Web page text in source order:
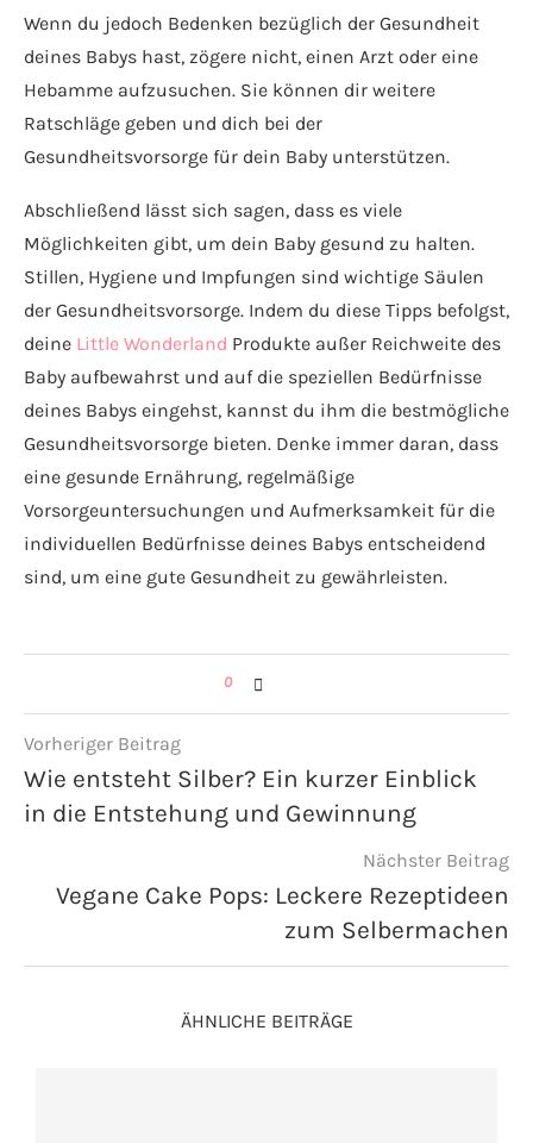
Wenn du jedoch Bedenken bezüglich der Gesundheit
deines Babys hast, zögere nicht, einen Arzt oder eine
Hebamme aufzusuchen. Sie können dir weitere
Ratschläge geben und dich bei der
Gesundheitsvorsorge für dein Baby unterstützen.
Abschließend lässt sich sagen, dass es viele
Möglichkeiten gibt, um dein Baby gesund zu halten.
Stillen, Hygiene und Impfungen sind wichtige Säulen
der Gesundheitsvorsorge. Indem du diese Tipps befolgst,
deine Little Wonderland Produkte außer Reichweite des
Baby aufbewahrst und auf die speziellen Bedürfnisse
deines Babys eingehst, kannst du ihm die bestmögliche
Gesundheitsvorsorge bieten. Denke immer daran, dass
eine gesunde Ernährung, regelmäßige
Vorsorgeuntersuchungen und Aufmerksamkeit für die
individuellen Bedürfnisse deines Babys entscheidend
sind, um eine gute Gesundheit zu gewährleisten.
0
Vorheriger Beitrag
Wie entsteht Silber? Ein kurzer Einblick
in die Entstehung und Gewinnung
Nächster Beitrag
Vegane Cake Pops: Leckere Rezeptideen
zum Selbermachen
ÄHNLICHE BEITRÄGE